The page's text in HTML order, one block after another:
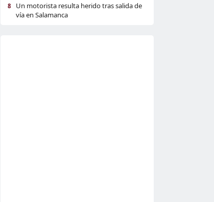
8
Un motorista resulta herido tras salida de
vía en Salamanca